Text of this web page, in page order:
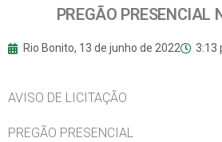
PREGÃO PRESENCIAL
Rio Bonito, 13 de junho de 2022 3:13
AVISO DE LICITAÇÃO
PREGÃO PRESENCIAL